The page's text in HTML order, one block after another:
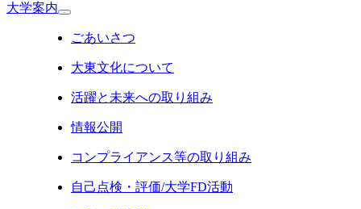
大学案内
ごあいさつ
大東文化について
活躍と未来への取り組み
情報公開
コンプライアンス等の取り組み
自己点検・評価/大学FD活動